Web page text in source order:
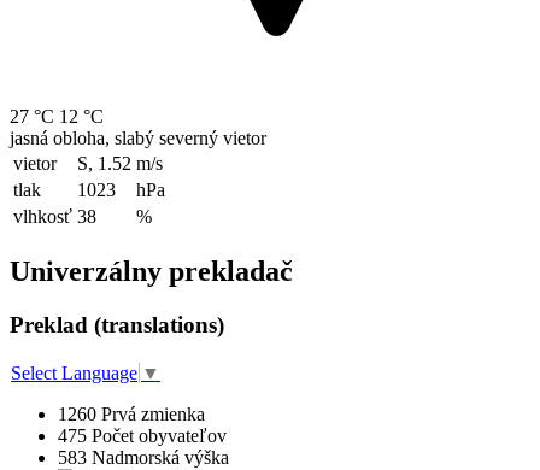
27 °C 12 °C
jasná obloha, slabý severný vietor
vietor
S, 1.52 m/s
tlak
1023
hPa
vlhkosť 38 %
Univerzálny prekladač
Preklad (translations)
Select Language ▼
1260 Prvá zmienka
475 Počet obyvateľov
583 Nadmorská výška